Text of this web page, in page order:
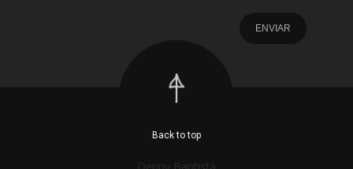
Back to top